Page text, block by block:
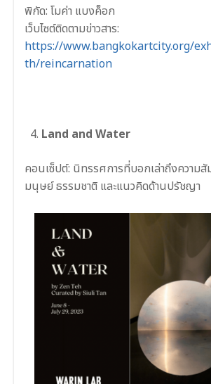
พิกัด: โมค่า แบงค็อก
เว็บไซต์ติดตามข่าวสาร:
https://www.bangkokartcity.org/
th/reincarnation
Land and Water
คอนเซ็ปต์: นิทรรศการที่บอกเล่าถึงความสั
มนุษย์ ธรรมชาติ และแนวคิดด้านปรัชญา